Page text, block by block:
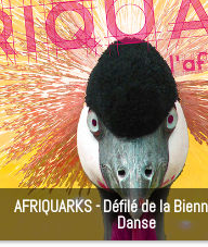
AFRIQUARKS - Défilé de la
Danse